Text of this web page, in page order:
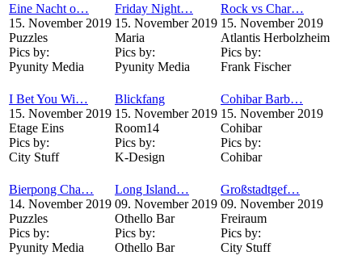
Eine Nacht o…
15. November 2019
Puzzles
Pics by:
Pyunity Media
Friday Night…
15. November 2019
Maria
Pics by:
Pyunity Media
Rock vs Char…
15. November 2019
Atlantis Herbolzheim
Pics by:
Frank Fischer
I Bet You Wi…
15. November 2019
Etage Eins
Pics by:
City Stuff
Blickfang
15. November 2019
Room14
Pics by:
K-Design
Cohibar Barb…
15. November 2019
Cohibar
Pics by:
Cohibar
Bierpong Cha…
14. November 2019
Puzzles
Pics by:
Pyunity Media
Long Island…
09. November 2019
Othello Bar
Pics by:
Othello Bar
Großstadtgef…
09. November 2019
Freiraum
Pics by:
City Stuff